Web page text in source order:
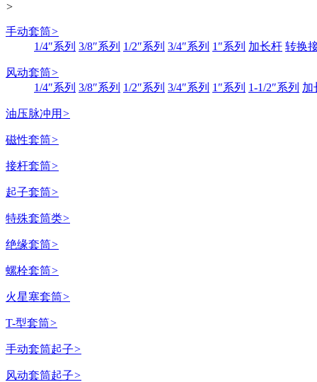
>
手动套筒>
1/4″系列 3/8″系列 1/2″系列 3/4″系列 1″系列 加长杆 转换
风动套筒>
1/4″系列 3/8″系列 1/2″系列 3/4″系列 1″系列 1-1/2″系列 加
油压脉冲用 >
磁性套筒>
接杆套筒>
起子套筒>
特殊套筒类>
绝缘套筒>
螺栓套筒>
火星塞套筒>
T-型套筒>
手动套筒起子>
风动套筒起子>